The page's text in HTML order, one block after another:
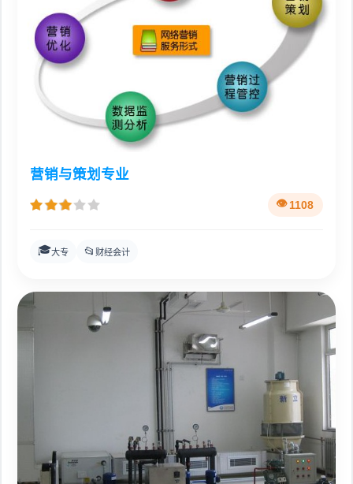
营销与策划专业
1108
🎓大专 📂 财经会计